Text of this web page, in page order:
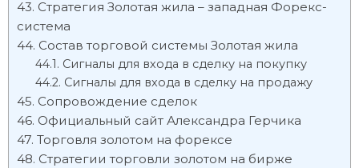
Стратегия Золотая жила – западная Форекс-
система
Состав торговой системы Золотая жила
Сигналы для входа в сделку на покупку
Сигналы для входа в сделку на продажу
Сопровождение сделок
Официальный сайт Александра Герчика
Торговля золотом на форексе
Стратегии торговли золотом на бирже